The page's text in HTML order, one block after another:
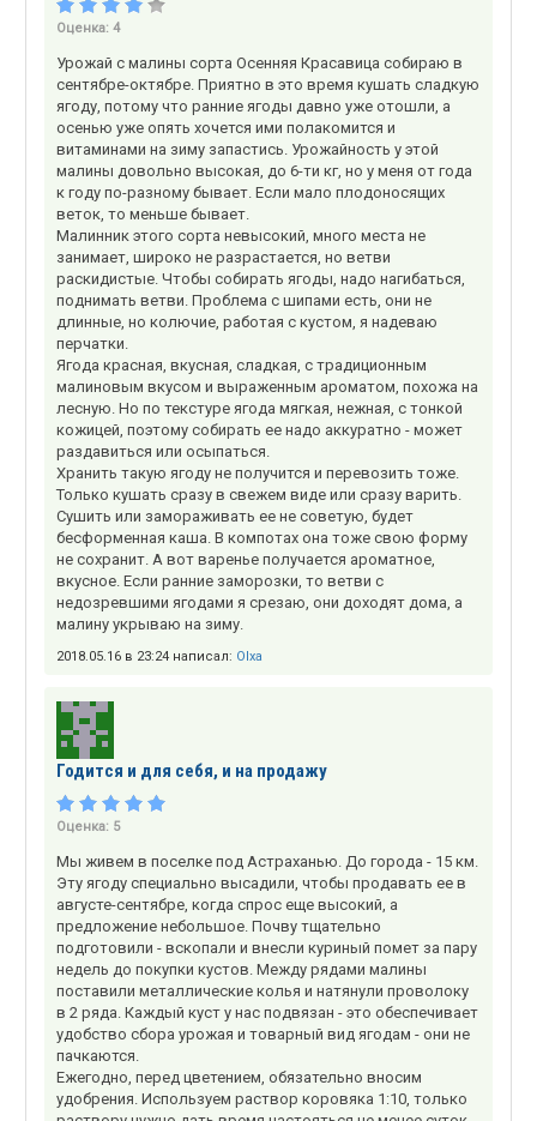
Оценка: 4
Урожай с малины сорта Осенняя Красавица собираю в
сентябре-октябре. Приятно в это время кушать сладкую
ягоду, потому что ранние ягоды давно уже отошли, а
осенью уже опять хочется ими полакомится и
витаминами на зиму запастись. Урожайность у этой
малины довольно высокая, до 6-ти кг, но у меня от года
к году по-разному бывает. Если мало плодоносящих
веток, то меньше бывает.
Малинник этого сорта невысокий, много места не
занимает, широко не разрастается, но ветви
раскидистые. Чтобы собирать ягоды, надо нагибаться,
поднимать ветви. Проблема с шипами есть, они не
длинные, но колючие, работая с кустом, я надеваю
перчатки.
Ягода красная, вкусная, сладкая, с традиционным
малиновым вкусом и выраженным ароматом, похожа на
лесную. Но по текстуре ягода мягкая, нежная, с тонкой
кожицей, поэтому собирать ее надо аккуратно - может
раздавиться или осыпаться.
Хранить такую ягоду не получится и перевозить тоже.
Только кушать сразу в свежем виде или сразу варить.
Сушить или замораживать ее не советую, будет
бесформенная каша. В компотах она тоже свою форму
не сохранит. А вот варенье получается ароматное,
вкусное. Если ранние заморозки, то ветви с
недозревшими ягодами я срезаю, они доходят дома, а
малину укрываю на зиму.
2018.05.16 в 23:24 написал: Olxa
Годится и для себя, и на продажу
Оценка: 5
Мы живем в поселке под Астраханью. До города - 15 км.
Эту ягоду специально высадили, чтобы продавать ее в
августе-сентябре, когда спрос еще высокий, а
предложение небольшое. Почву тщательно
подготовили - вскопали и внесли куриный помет за пару
недель до покупки кустов. Между рядами малины
поставили металлические колья и натянули проволоку
в 2 ряда. Каждый куст у нас подвязан - это обеспечивает
удобство сбора урожая и товарный вид ягодам - они не
пачкаются.
Ежегодно, перед цветением, обязательно вносим
удобрения. Используем раствор коровяка 1:10, только